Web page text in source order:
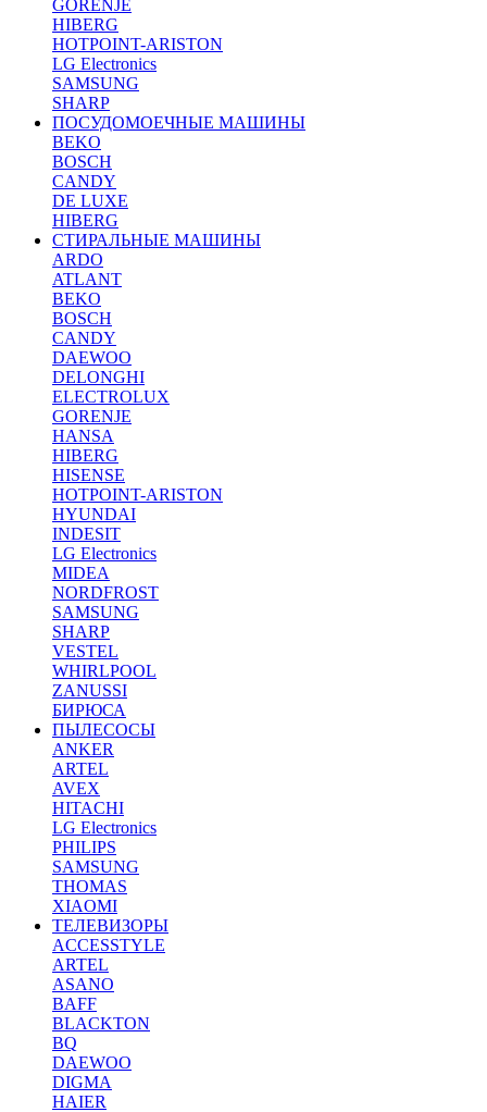
GORENJE
HIBERG
HOTPOINT-ARISTON
LG Electronics
SAMSUNG
SHARP
ПОСУДОМОЕЧНЫЕ МАШИНЫ
BEKO
BOSCH
CANDY
DE LUXE
HIBERG
СТИРАЛЬНЫЕ МАШИНЫ
ARDO
ATLANT
BEKO
BOSCH
CANDY
DAEWOO
DELONGHI
ELECTROLUX
GORENJE
HANSA
HIBERG
HISENSE
HOTPOINT-ARISTON
HYUNDAI
INDESIT
LG Electronics
MIDEA
NORDFROST
SAMSUNG
SHARP
VESTEL
WHIRLPOOL
ZANUSSI
БИРЮСА
ПЫЛЕСОСЫ
ANKER
ARTEL
AVEX
HITACHI
LG Electronics
PHILIPS
SAMSUNG
THOMAS
XIAOMI
ТЕЛЕВИЗОРЫ
ACCESSTYLE
ARTEL
ASANO
BAFF
BLACKTON
BQ
DAEWOO
DIGMA
HAIER